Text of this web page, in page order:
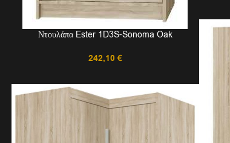
Ντουλάπα Ester 1D3S-Sonoma Oak
242,10 €